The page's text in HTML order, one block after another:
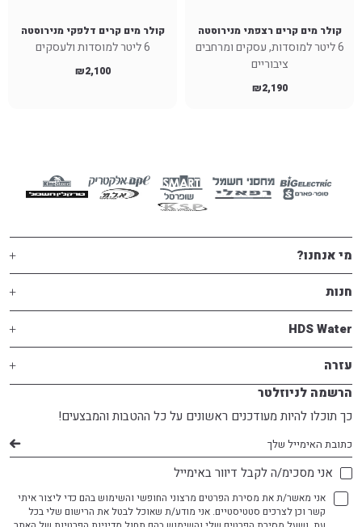
קולר מים קרים רצפתי מנירוסטה
6 ליטר למוסדות, עסקים ומרחבים
ציבוריים
₪2,190
קולר מים קרים דלפקי מנירוסטה
6 ליטר למוסדות ולעסקים
₪2,100
הרשמה לניוזלטר
כך תוכלו להיות מעודכנים ראשונים על כל ההטבות והמבצעים!
דוא׳׳ל
אני מסכימ/ה לקבל דיוור באימייל
אני מאשר/ת את מסירת הפרטים מרצוני החופשי והשימוש בהם כדי ליצור איתי
קשר וכן לצרכים סטטיסטיים. אני מודע/ת שאוכל לבטל את הרישום שלי בכל
מי אנחנו?
חנות
HDS Water
עזרה